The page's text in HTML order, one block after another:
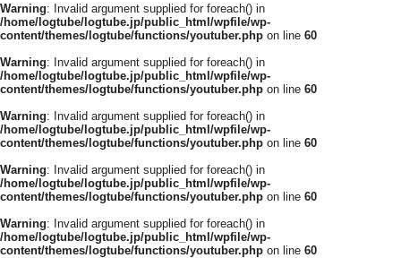
Warning: Invalid argument supplied for foreach() in
/home/logtube/logtube.jp/public_html/wpfile/wp-
content/themes/logtube/functions/youtuber.php on line 60
Warning: Invalid argument supplied for foreach() in
/home/logtube/logtube.jp/public_html/wpfile/wp-
content/themes/logtube/functions/youtuber.php on line 60
Warning: Invalid argument supplied for foreach() in
/home/logtube/logtube.jp/public_html/wpfile/wp-
content/themes/logtube/functions/youtuber.php on line 60
Warning: Invalid argument supplied for foreach() in
/home/logtube/logtube.jp/public_html/wpfile/wp-
content/themes/logtube/functions/youtuber.php on line 60
Warning: Invalid argument supplied for foreach() in
/home/logtube/logtube.jp/public_html/wpfile/wp-
content/themes/logtube/functions/youtuber.php on line 60